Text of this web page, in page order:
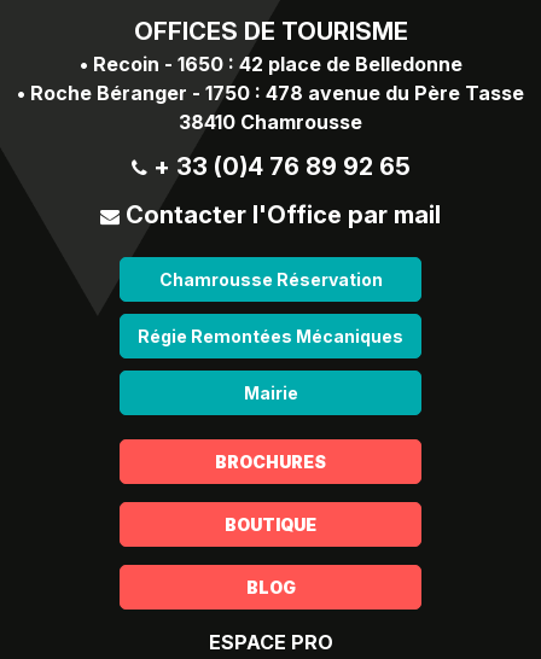
OFFICES DE TOURISME
• Recoin - 1650 : 42 place de Belledonne
• Roche Béranger - 1750 : 478 avenue du Père Tasse
38410 Chamrousse
+ 33 (0)4 76 89 92 65
Contacter l'Office par mail
Chamrousse Réservation
Régie Remontées Mécaniques
Mairie
BROCHURES
BOUTIQUE
BLOG
ESPACE PRO